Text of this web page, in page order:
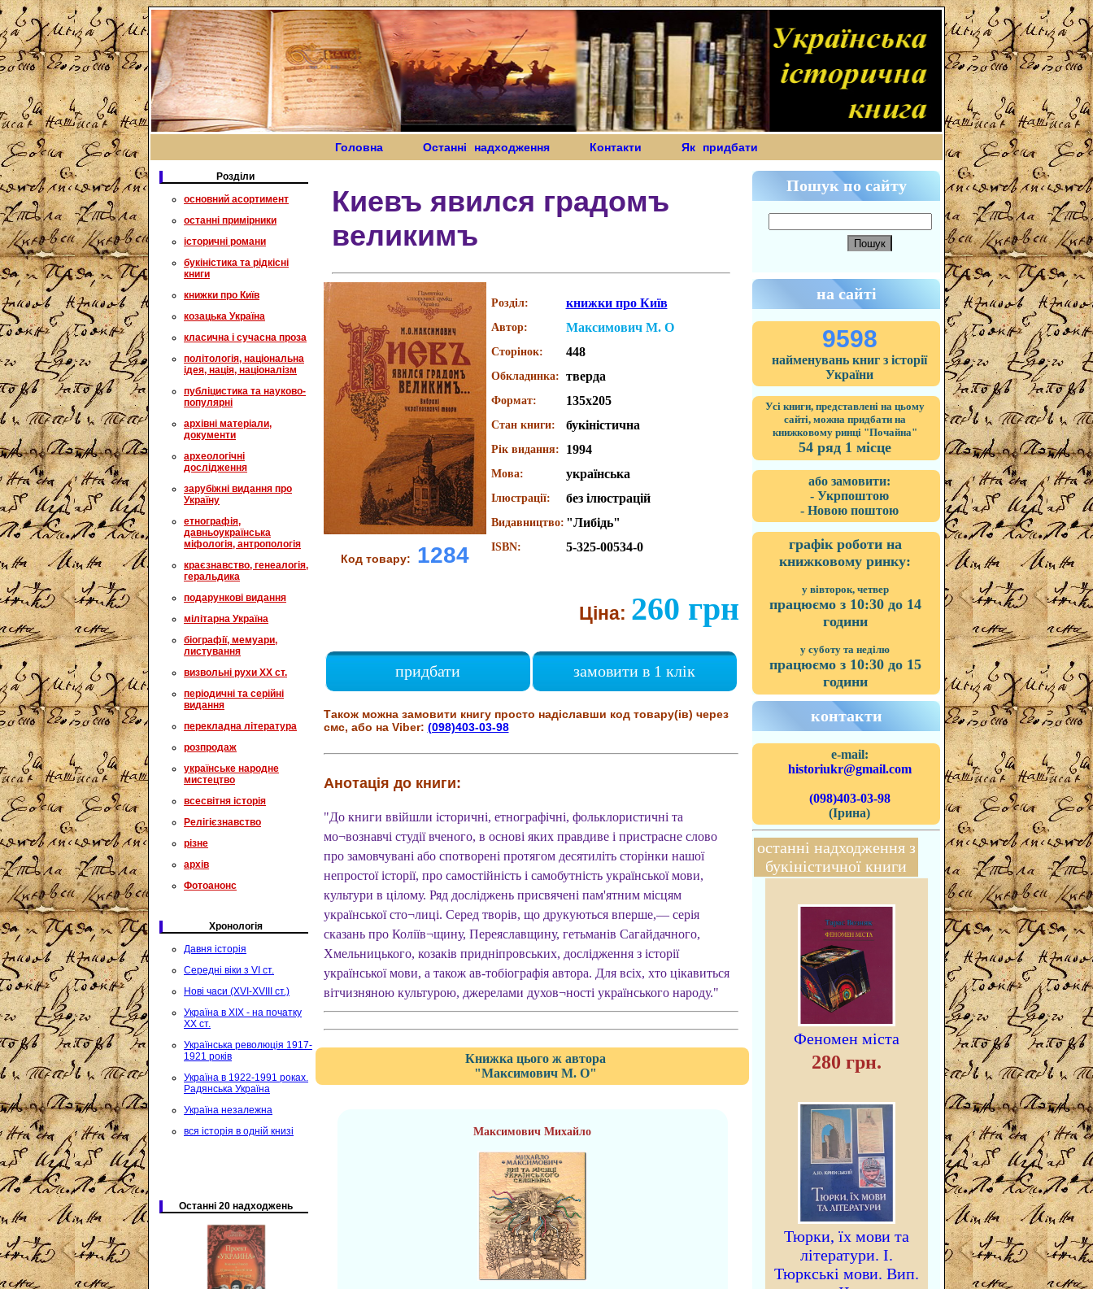
Головна Останні надходження Контакти Як придбати
Розділи
основний асортимент
останні примірники
історичні романи
букіністика та рідкісні
книги
книжки про Київ
козацька Україна
класична і сучасна проза
політологія, національна
ідея, нація, націоналізм
публіцистика та науково-
популярні
архівні матеріали,
документи
археологічні
дослідження
зарубіжні видання про
Україну
етнографія,
давньоукраїнська
міфологія, антропологія
краєзнавство, генеалогія,
геральдика
подарункові видання
мілітарна Україна
біографії, мемуари,
листування
визвольні рухи XX ст.
періодичні та серійні
видання
перекладна література
розпродаж
українське народне
мистецтво
всесвітня історія
Релігієзнавство
різне
архів
Фотоанонс
Хронологія
Давня історія
Середні віки з VI ст.
Нові часи (XVI-XVIII ст.)
Україна в XIX - на початку
XX ст.
Українська революція 1917-
1921 років
Україна в 1922-1991 роках.
Радянська Україна
Україна незалежна
вся історія в одній книзі
Останні 20 надходжень
Киевъ явился градомъ
великимъ
Код товару: 1284
Розділ: книжки про Київ
Автор: Максимович М. О
Сторінок: 448
Обкладинка: тверда
Формат: 135х205
Стан книги: букіністична
Рік видання: 1994
Мова: українська
Ілюстрації: без ілюстрацій
Видавництво: "Либідь"
ISBN: 5-325-00534-0
Ціна: 260 грн
придбати замовити в 1 клік
Також можна замовити книгу просто надіславши код товару(ів) через
смс, або на Viber: (098)403-03-98
Анотація до книги:
"До книги ввійшли історичні, етнографічні, фольклористичні та
мо¬вознавчі студії вченого, в основі яких правдиве і пристрасне слово
про замовчувані або спотворені протягом десятиліть сторінки нашої
непростої історії, про самостійність і самобутність української мови,
культури в цілому. Ряд досліджень присвячені пам'ятним місцям
української сто¬лиці. Серед творів, що друкуються вперше,— серія
сказань про Коліїв¬щину, Переяславщину, гетьманів Сагайдачного,
Хмельницького, козаків придніпровських, дослідження з історії
української мови, а також ав-тобіографія автора. Для всіх, хто цікавиться
вітчизняною культурою, джерелами духов¬ності українського народу."
Книжка цього ж автора
"Максимович М. О"
Максимович Михайло
Пошук по сайту
на сайті
9598
найменувань книг з історії
України
Усі книги, представлені на цьому
сайті, можна придбати на
книжковому ринці "Почайна"
54 ряд 1 місце
або замовити:
- Укрпоштою
- Новою поштою
графік роботи на
книжковому ринку:
у вівторок, четвер
працюємо з 10:30 до 14
години
у суботу та неділю
працюємо з 10:30 до 15
години
контакти
e-mail:
historiukr@gmail.com
(098)403-03-98
(Ірина)
останні надходження з
букіністичної книги
Феномен міста
280 грн.
Тюрки, їх мови та
літератури. I.
Тюркські мови. Вип.